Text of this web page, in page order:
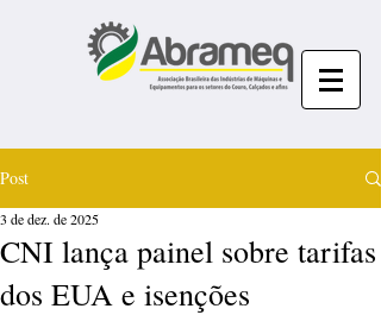
Post
CNI lança painel sobre tarifas
dos EUA e isenções
3 de dez. de 2025